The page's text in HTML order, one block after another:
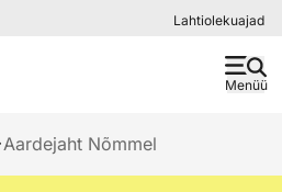
Lahtiolekuajad
Menüü
Aardejaht Nõmmel